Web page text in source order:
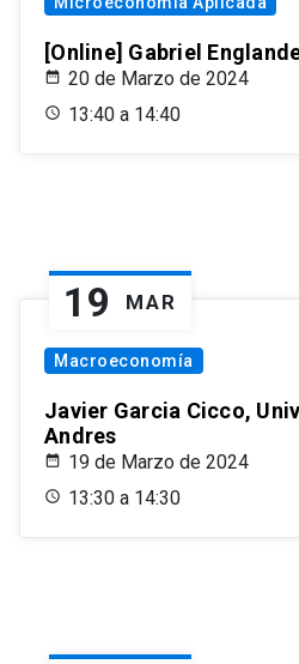
[Online] Gabriel
20 de Marzo de 2024
13:40 a 14:40
19 MAR
Macroeconomía
Javier Garcia Cicco,
Andres
19 de Marzo de 2024
13:30 a 14:30